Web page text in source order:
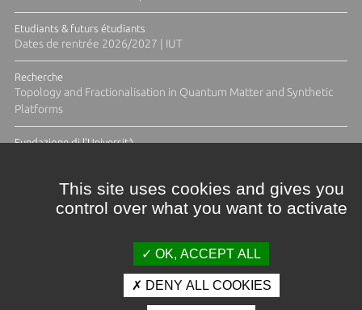
Etudiants & futurs étudiants
Dates de rentrée 2026/2027 | IUT
Recherche
Topology and Fractionalisation in Quantum Matter and Synthetic
Platforms
Fundazione di l'Università
Crédits et mentions légales
This site uses cookies and gives you
control over what you want to activate
OK, ACCEPT ALL
DENY ALL COOKIES